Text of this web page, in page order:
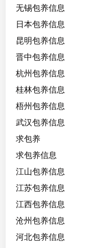
无锡包养信息
日本包养信息
昆明包养信息
晋中包养信息
杭州包养信息
桂林包养信息
梧州包养信息
武汉包养信息
求包养
求包养信息
江山包养信息
江苏包养信息
江西包养信息
沧州包养信息
河北包养信息